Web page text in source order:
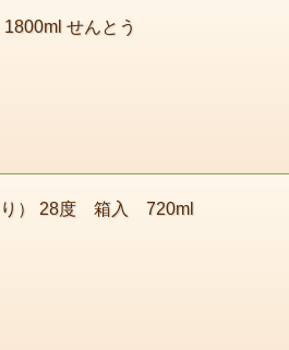
せんとう
り） 28度 箱入 720ml